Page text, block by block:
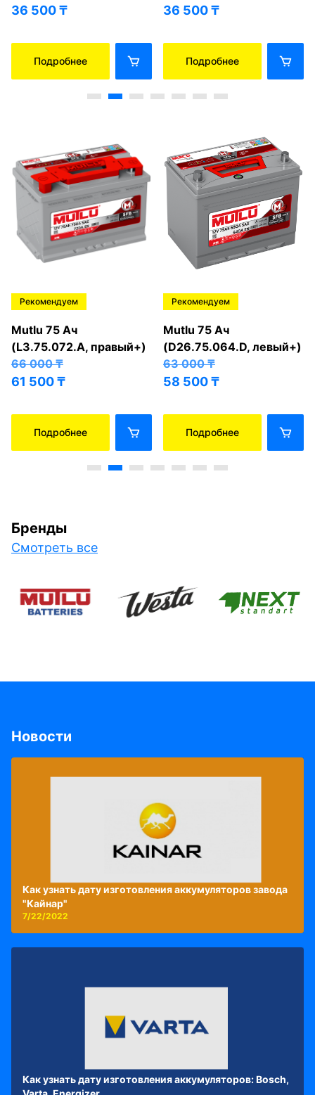
36 500₸
Подробнее
36 500₸
Подробнее
Рекомендуем
Mutlu 75 Ач
(L3.75.072.A, правый+)
66 000₸
61 500₸
Подробнее
Рекомендуем
Mutlu 75 Ач
(D26.75.064.D, левый+)
63 000₸
58 500₸
Подробнее
Бренды
Смотреть все
Новости
Как узнать дату изготовления аккумуляторов завода
"Кайнар"
7/22/2022
Как узнать дату изготовления аккумуляторов: Bosch,